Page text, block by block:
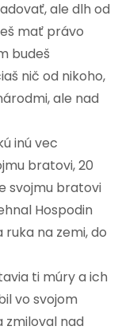
ale dlh od
mať právo
budeš
nič od nikoho,
ale nad
inú vec
bratovi, 20
svojmu bratovi
Hospodin
na zemi, do
ti múry a ich
vo svojom
zmiloval nad